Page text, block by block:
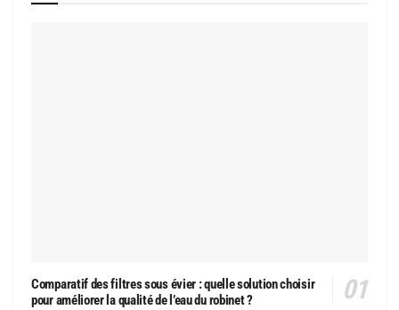
Comparatif des filtres sous évier : quelle solution choisir
pour améliorer la qualité de l’eau du robinet ?